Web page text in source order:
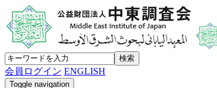
会員ログイン ENGLISH
Toggle navigation